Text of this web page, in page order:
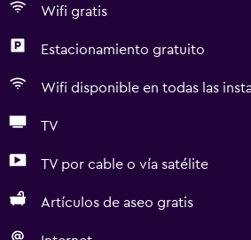
Wifi gratis
Estacionamiento gratuito
Wifi disponible en todas las
TV
TV por cable o vía satélite
Artículos de aseo gratis